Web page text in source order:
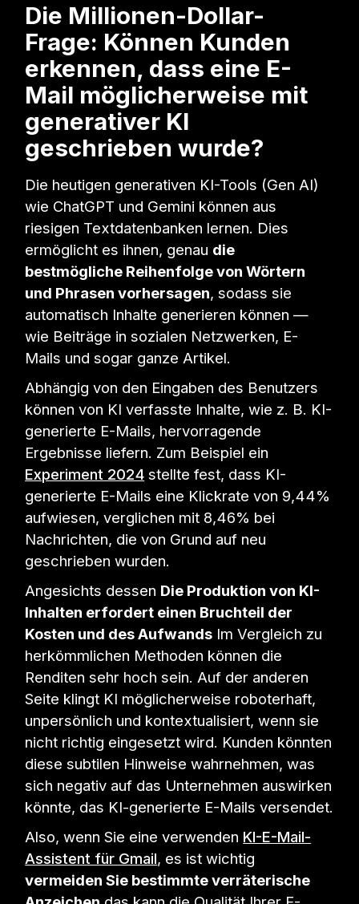
Die Millionen-Dollar-
Frage: Können Kunden
erkennen, dass eine E-
Mail möglicherweise mit
generativer KI
geschrieben wurde?
Die heutigen generativen KI-Tools (Gen AI)
wie ChatGPT und Gemini können aus
riesigen Textdatenbanken lernen. Dies
ermöglicht es ihnen, genau die
bestmögliche Reihenfolge von Wörtern
und Phrasen vorhersagen, sodass sie
automatisch Inhalte generieren können —
wie Beiträge in sozialen Netzwerken, E-
Mails und sogar ganze Artikel.
Abhängig von den Eingaben des Benutzers
können von KI verfasste Inhalte, wie z. B. KI-
generierte E-Mails, hervorragende
Ergebnisse liefern. Zum Beispiel ein
Experiment 2024 stellte fest, dass KI-
generierte E-Mails eine Klickrate von 9,44%
aufwiesen, verglichen mit 8,46% bei
Nachrichten, die von Grund auf neu
geschrieben wurden.
Angesichts dessen Die Produktion von KI-
Inhalten erfordert einen Bruchteil der
Kosten und des Aufwands Im Vergleich zu
herkömmlichen Methoden können die
Renditen sehr hoch sein. Auf der anderen
Seite klingt KI möglicherweise roboterhaft,
unpersönlich und kontextualisiert, wenn sie
nicht richtig eingesetzt wird. Kunden könnten
diese subtilen Hinweise wahrnehmen, was
sich negativ auf das Unternehmen auswirken
könnte, das KI-generierte E-Mails versendet.
Also, wenn Sie eine verwenden KI-E-Mail-
Assistent für Gmail, es ist wichtig
vermeiden Sie bestimmte verräterische